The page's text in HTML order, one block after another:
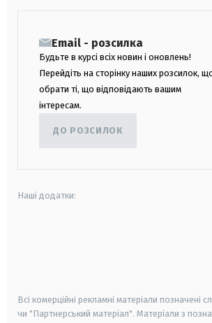
Email - розсилка
Будьте в курсі всіх новин і оновлень!
Перейдіть на сторінку наших розсилок,
обрати ті, що відповідають вашим
інтересам.
ДО РОЗСИЛОК
Наші додатки:
Всі комерційні рекламні матеріали позначені
чи "Партнерський матеріал". Матеріали з